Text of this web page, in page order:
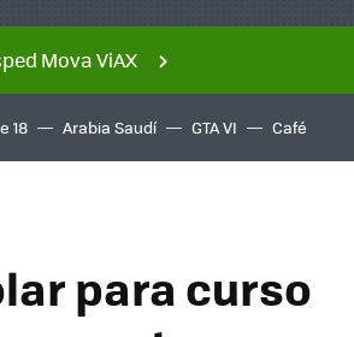
Mova ViAX
18 Arabia Saudí GTA VI Café
para curso